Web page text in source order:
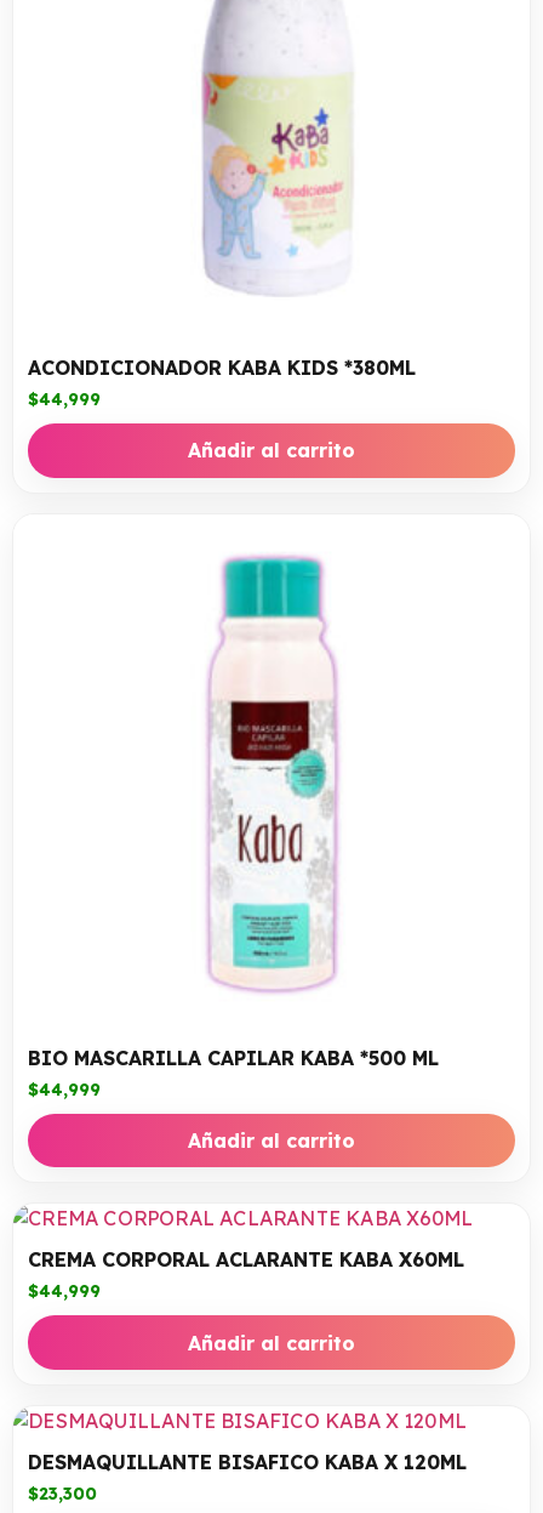
ACONDICIONADOR KABA KIDS *380ML
$44,999
Añadir al carrito
BIO MASCARILLA CAPILAR KABA *500 ML
$44,999
Añadir al carrito
CREMA CORPORAL ACLARANTE KABA X60ML
$44,999
Añadir al carrito
DESMAQUILLANTE BISAFICO KABA X 120ML
$23,300